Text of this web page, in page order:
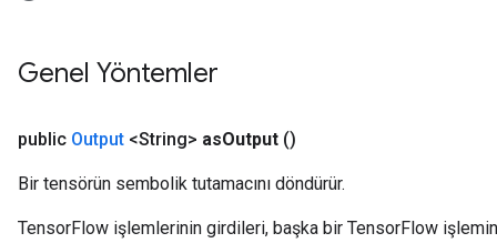
Genel Yöntemler
public Output <String> asOutput ()
Bir tensörün sembolik tutamacını döndürür.
TensorFlow işlemlerinin girdileri, başka bir TensorFlow